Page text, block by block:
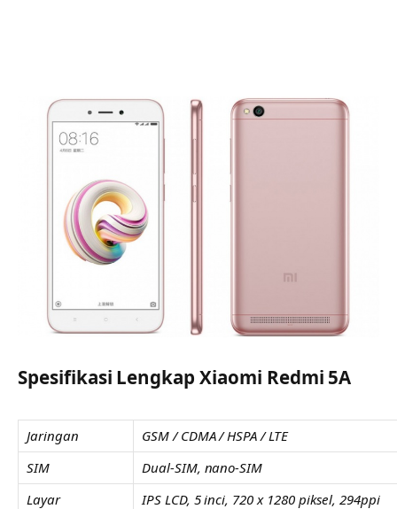
Spesifikasi Lengkap Xiaomi Redmi 5A
Jaringan
GSM / CDMA / HSPA / LTE
SIM
Dual-SIM, nano-SIM
Layar
IPS LCD, 5 inci, 720 x 1280 piksel, 294ppi